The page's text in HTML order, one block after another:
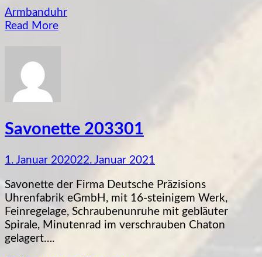
Armbanduhr
Read More
Savonette 203301
1. Januar 202022. Januar 2021
Savonette der Firma Deutsche Präzisions
Uhrenfabrik eGmbH, mit 16-steinigem Werk,
Feinregelage, Schraubenunruhe mit gebläuter
Spirale, Minutenrad im verschrauben Chaton
gelagert….